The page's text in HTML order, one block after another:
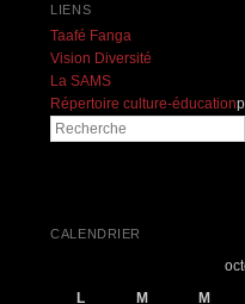
LIENS
Taafé Fanga
Vision Diversité
La SAMS
Répertoire culture-éducation
Recherche
CALENDRIER
L
M M